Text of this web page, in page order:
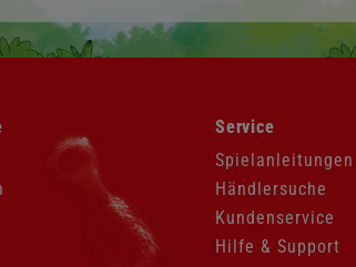
Navigation
überspringen
Service
Spielanleitungen
Händlersuche
Kundenservice
Hilfe & Support